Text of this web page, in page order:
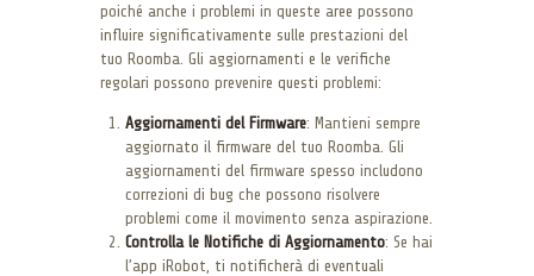
poiché anche i problemi in queste aree possono
influire significativamente sulle prestazioni del
tuo Roomba. Gli aggiornamenti e le verifiche
regolari possono prevenire questi problemi:
Aggiornamenti del Firmware: Mantieni sempre
aggiornato il firmware del tuo Roomba. Gli
aggiornamenti del firmware spesso includono
correzioni di bug che possono risolvere
problemi come il movimento senza aspirazione.
Controlla le Notifiche di Aggiornamento: Se hai
l’app iRobot, ti notificherà di eventuali